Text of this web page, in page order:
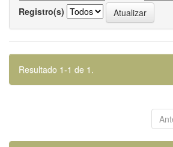
Registro(s)
Resultado 1-1 de 1.